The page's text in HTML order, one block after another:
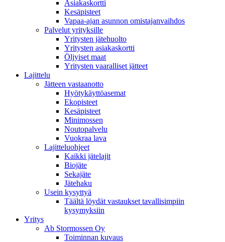
Asiakaskortti
Kesäpisteet
Vapaa-ajan asunnon omistajanvaihdos
Palvelut yrityksille
Yritysten jätehuolto
Yritysten asiakaskortti
Öljyiset maat
Yritysten vaaralliset jätteet
Lajittelu
Jätteen vastaanotto
Hyötykäyttöasemat
Ekopisteet
Kesäpisteet
Minimossen
Noutopalvelu
Vuokraa lava
Lajitteluohjeet
Kaikki jätelajit
Biojäte
Sekajäte
Jätehaku
Usein kysyttyä
Täältä löydät vastaukset tavallisimpiin
kysymyksiin
Yritys
Ab Stormossen Oy
Toiminnan kuvaus